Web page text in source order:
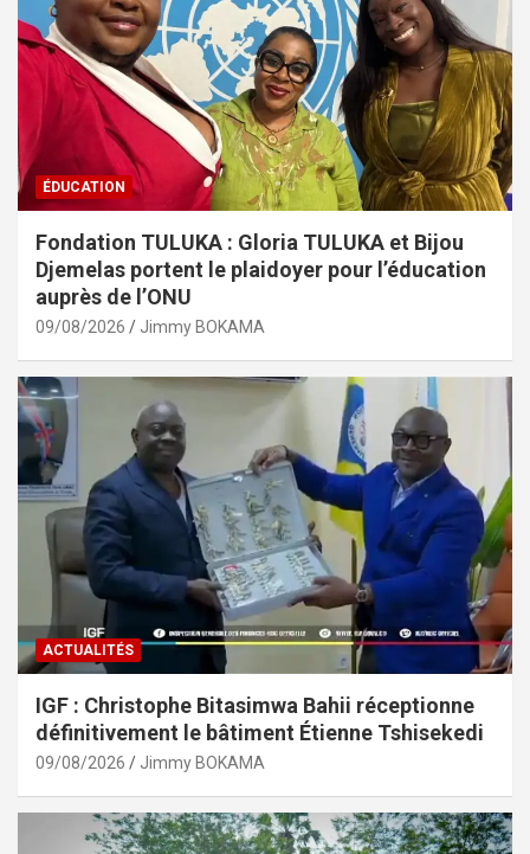
ÉDUCATION
Fondation TULUKA : Gloria TULUKA et Bijou
Djemelas portent le plaidoyer pour l’éducation
auprès de l’ONU
09/08/2026 Jimmy BOKAMA
ACTUALITÉS
IGF : Christophe Bitasimwa Bahii réceptionne
définitivement le bâtiment Étienne Tshisekedi
09/08/2026 Jimmy BOKAMA